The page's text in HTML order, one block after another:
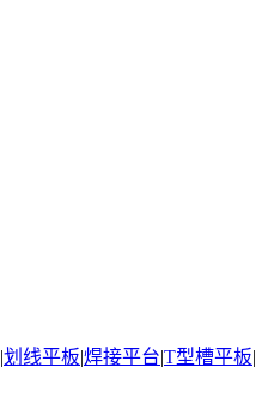
|划线平板|焊接平台|T型槽平板|